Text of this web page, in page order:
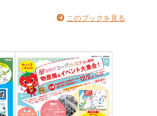
このブックを見る